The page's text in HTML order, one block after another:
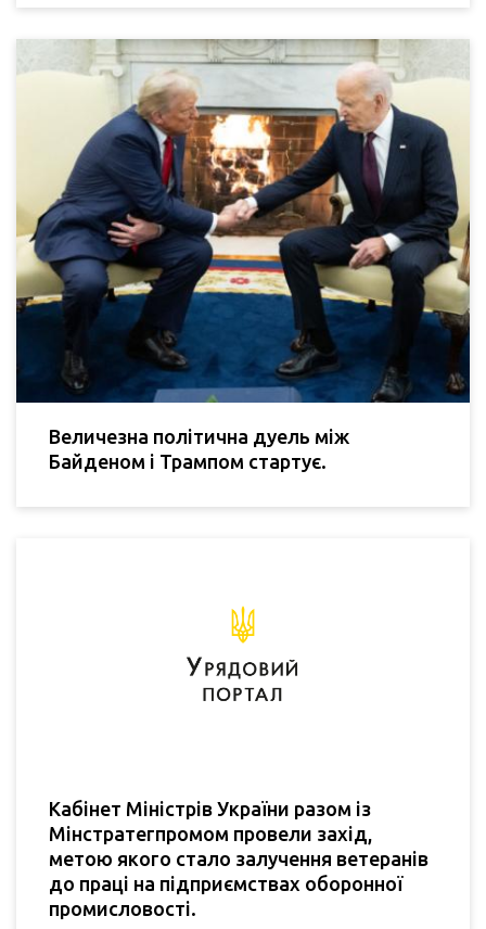
Величезна політична дуель між
Байденом і Трампом стартує.
Кабінет Міністрів України разом із
Мінстратегпромом провели захід,
метою якого стало залучення ветеранів
до праці на підприємствах оборонної
промисловості.